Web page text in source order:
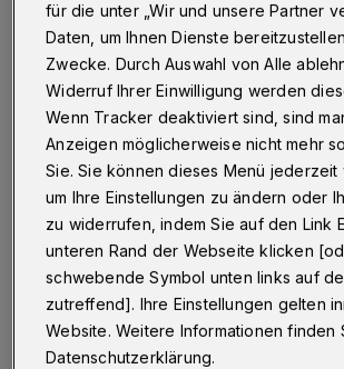
Bild vom Eröffnungstag.
Foto: Wuppertaler Rundschau/Christoph Petersen
Von Roderich Trapp
W
eil der Bürger an sich bei
ergiebigem
Lust auf Schwimmen hatte,
Badegäste in die Mählersbeck.
für die unter „Wir und unsere Partner
Daten, um Ihnen Dienste
Zwecke. Durch Auswahl von Alle
Widerruf Ihrer Einwilligung werden
Wenn Tracker deaktiviert sind, sind
Anzeigen möglicherweise nicht mehr
Sie. Sie können dieses Menü jederzeit
um Ihre Einstellungen zu ändern oder
zu widerrufen, indem Sie auf den Link
unteren Rand der Webseite klicken
schwebende Symbol unten links auf
zutreffend]. Ihre Einstellungen gelten
Website. Weitere Informationen finden
Datenschutzerklärung.